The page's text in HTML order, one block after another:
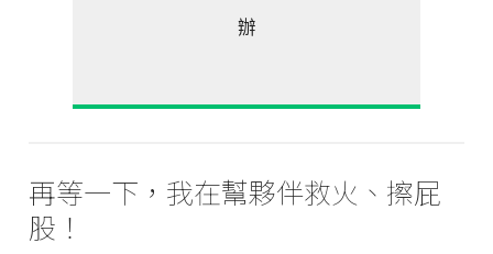
辦
再等一下，我在幫夥伴救火、擦屁
股！